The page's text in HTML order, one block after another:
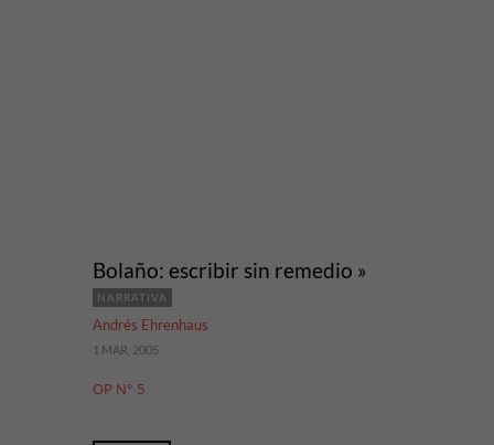
Bolaño: escribir sin remedio »
NARRATIVA
Andrés Ehrenhaus
1 MAR, 2005
OP N° 5